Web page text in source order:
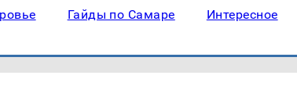
Гайды по Самаре Интересное